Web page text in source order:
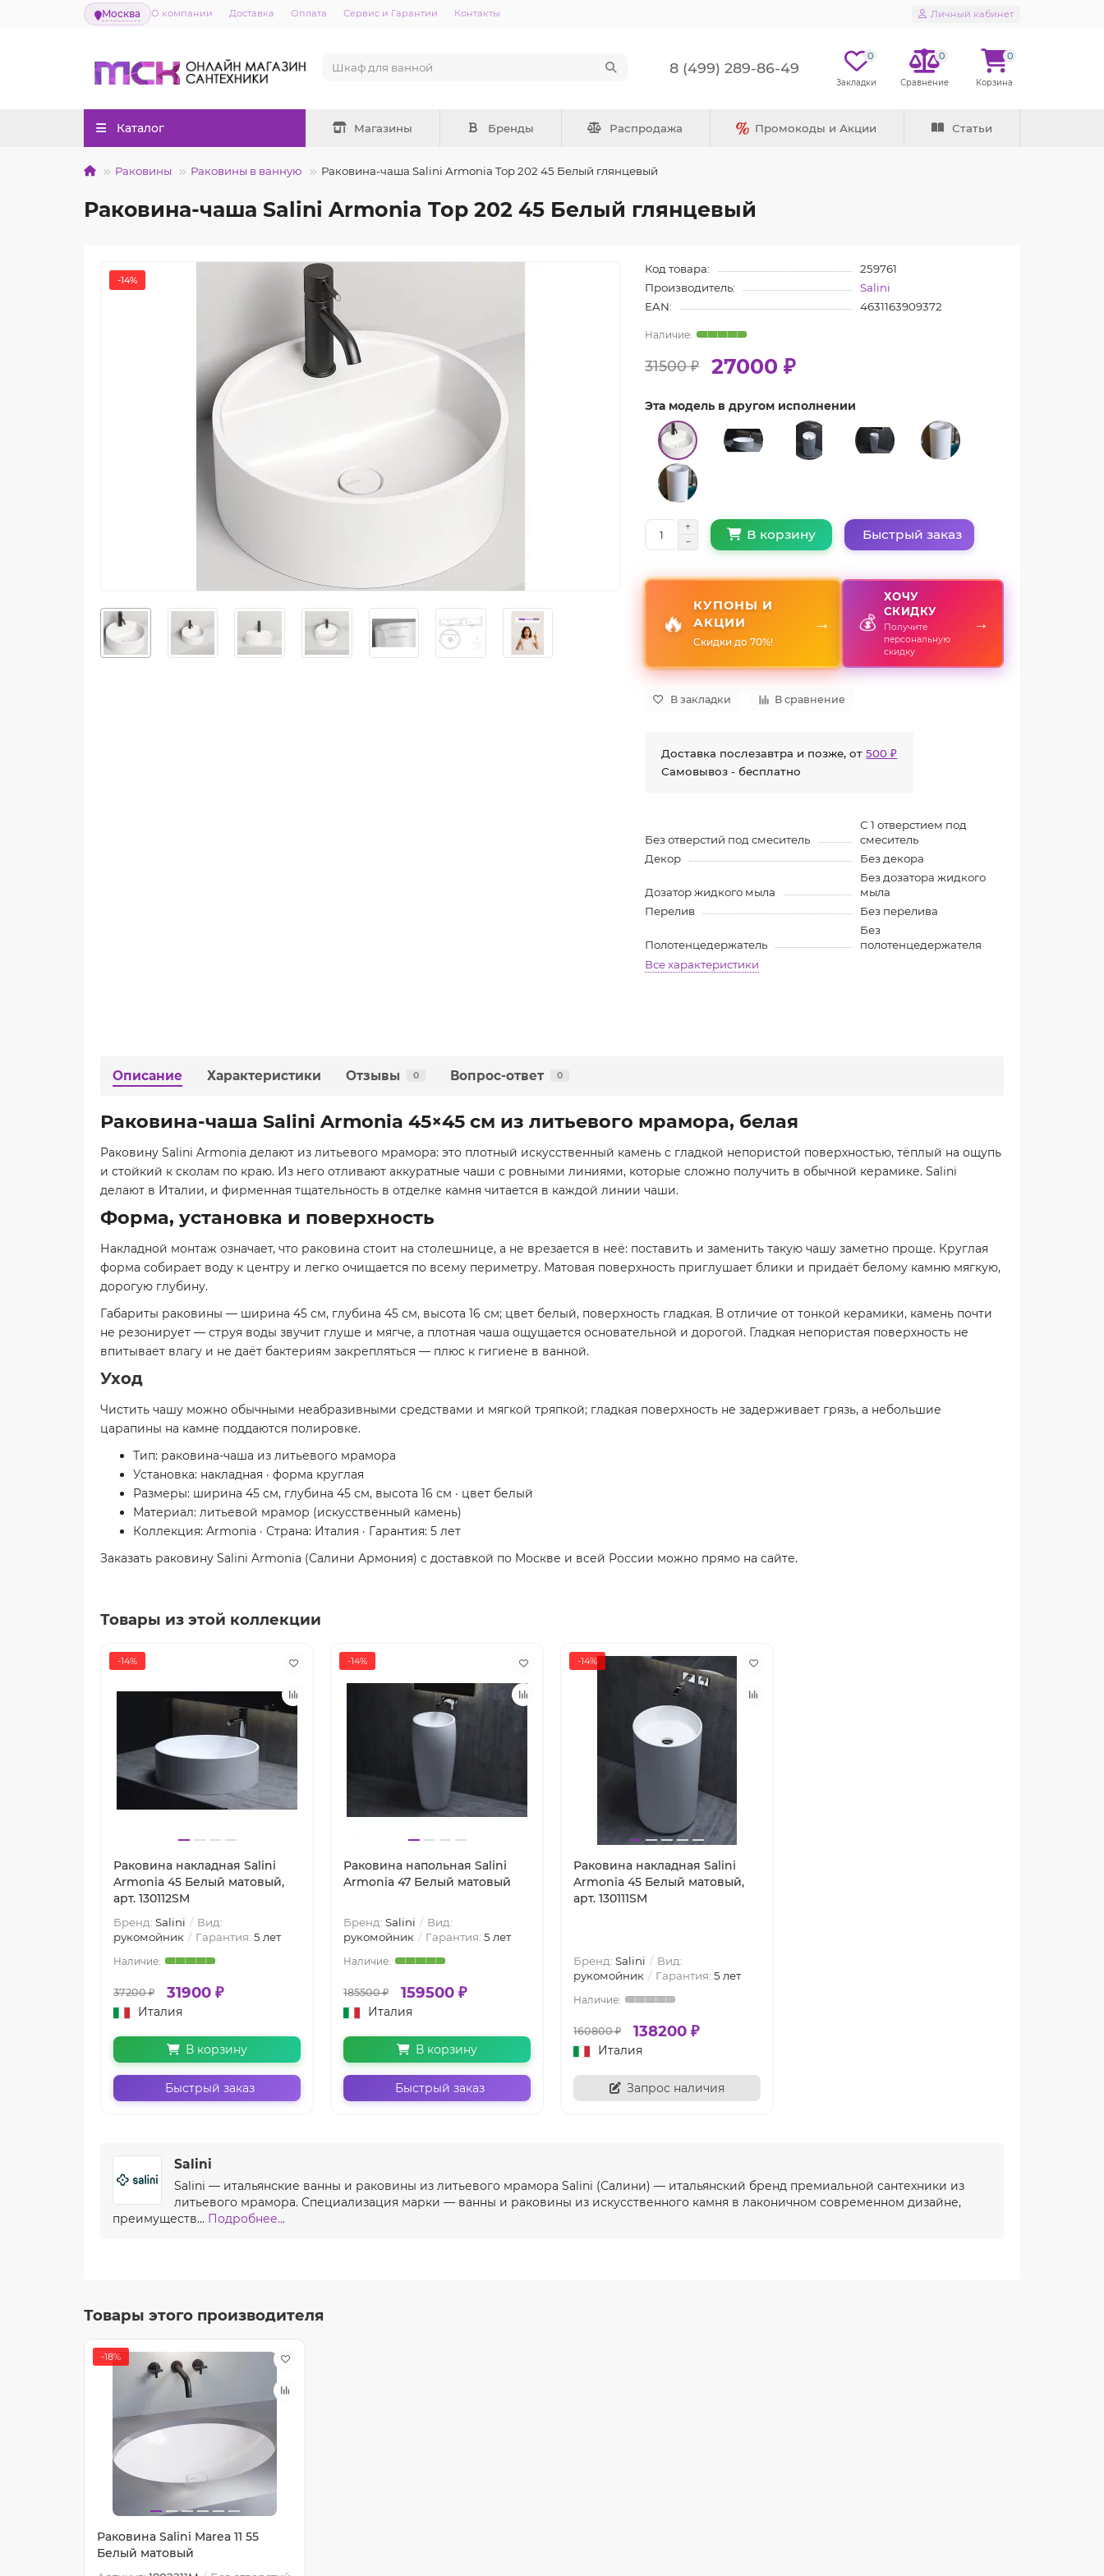
Москва О компании Доставка Оплата Сервис и Гарантии Контакты Личный кабинет
8 (499) 289-86-49
0 0 0
Каталог Магазины Бренды Распродажа Промокоды и Акции Статьи
Раковины Раковины в ванную Раковина-чаша Salini Armonia Top 202 45 Белый глянцевый
Раковина-чаша Salini Armonia Top 202 45 Белый глянцевый
-14%
Код товара:
259761
Производитель:
Salini
EAN:
4631163909372
31500 ₽ 27000 ₽
Эта модель в другом исполнении
В корзину Быстрый заказ
🔥
КУПОНЫ И
АКЦИИ
Скидки до 70%!
→ 💰
ХОЧУ
СКИДКУ
Получите
персональную
скидку
→
В закладки В сравнение
Доставка послезавтра и позже, от500 ₽
Самовывоз - бесплатно
Без отверстий под смеситель
С 1 отверстием под
смеситель
Декор
Без декора
Дозатор жидкого мыла
Без дозатора жидкого
мыла
Перелив
Без перелива
Полотенцедержатель
Без
полотенцедержателя
Все характеристики
Описание Характеристики Отзывы 0 Вопрос-ответ 0
Раковина-чаша Salini Armonia 45×45 см из литьевого мрамора, белая
Раковину Salini Armonia делают из литьевого мрамора: это плотный искусственный камень с гладкой непористой поверхностью, тёплый на ощупь
и стойкий к сколам по краю. Из него отливают аккуратные чаши с ровными линиями, которые сложно получить в обычной керамике. Salini
делают в Италии, и фирменная тщательность в отделке камня читается в каждой линии чаши.
Форма, установка и поверхность
Накладной монтаж означает, что раковина стоит на столешнице, а не врезается в неё: поставить и заменить такую чашу заметно проще. Круглая
форма собирает воду к центру и легко очищается по всему периметру. Матовая поверхность приглушает блики и придаёт белому камню мягкую,
дорогую глубину.
Габариты раковины — ширина 45 см, глубина 45 см, высота 16 см; цвет белый, поверхность гладкая. В отличие от тонкой керамики, камень почти
не резонирует — струя воды звучит глуше и мягче, а плотная чаша ощущается основательной и дорогой. Гладкая непористая поверхность не
впитывает влагу и не даёт бактериям закрепляться — плюс к гигиене в ванной.
Уход
Чистить чашу можно обычными неабразивными средствами и мягкой тряпкой; гладкая поверхность не задерживает грязь, а небольшие
царапины на камне поддаются полировке.
Тип: раковина-чаша из литьевого мрамора
Установка: накладная · форма круглая
Размеры: ширина 45 см, глубина 45 см, высота 16 см · цвет белый
Материал: литьевой мрамор (искусственный камень)
Коллекция: Armonia · Страна: Италия · Гарантия: 5 лет
Заказать раковину Salini Armonia (Салини Армония) с доставкой по Москве и всей России можно прямо на сайте.
Товары из этой коллекции
-14%
Раковина накладная Salini
Armonia 45 Белый матовый,
арт. 130112SM
Бренд: Salini
Вид:
рукомойник
Гарантия: 5 лет
37200 ₽ 31900 ₽
Италия
В корзину
Быстрый заказ
-14%
Раковина напольная Salini
Armonia 47 Белый матовый
Бренд: Salini
Вид:
рукомойник
Гарантия: 5 лет
185500 ₽ 159500 ₽
Италия
В корзину
Быстрый заказ
-14%
Раковина накладная Salini
Armonia 45 Белый матовый,
арт. 130111SM
Бренд: Salini
Вид:
рукомойник
Гарантия: 5 лет
160800 ₽ 138200 ₽
Италия
Запрос наличия
Salini
Salini — итальянские ванны и раковины из литьевого мрамора Salini (Салини) — итальянский бренд премиальной сантехники из
литьевого мрамора. Специализация марки — ванны и раковины из искусственного камня в лаконичном современном дизайне,
преимуществ... Подробнее...
Товары этого производителя
-18%
Раковина Salini Marea 11 55
Белый матовый